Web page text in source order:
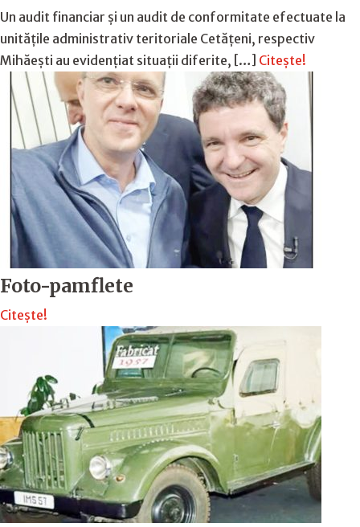
Un audit financiar și un audit de conformitate efectuate la
unitățile administrativ teritoriale Cetățeni, respectiv
Mihăești au evidențiat situații diferite, […] Citește!
Foto-pamflete
Citește!